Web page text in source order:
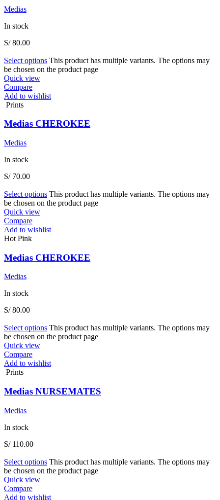
Medias
In stock
S/80.00
Select options This product has multiple variants. The options may
be chosen on the product page
Quick view
Compare
Add to wishlist
Prints
Medias CHEROKEE
Medias
In stock
S/70.00
Select options This product has multiple variants. The options may
be chosen on the product page
Quick view
Compare
Add to wishlist
Hot Pink
Medias CHEROKEE
Medias
In stock
S/80.00
Select options This product has multiple variants. The options may
be chosen on the product page
Quick view
Compare
Add to wishlist
Prints
Medias NURSEMATES
Medias
In stock
S/110.00
Select options This product has multiple variants. The options may
be chosen on the product page
Quick view
Compare
Add to wishlist